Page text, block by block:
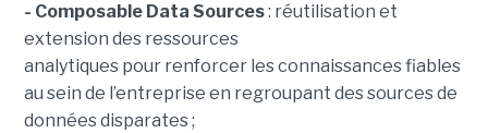
- Composable Data Sources: réutilisation et
extension des ressources
analytiques pour renforcer les connaissances fiables
au sein de l’entreprise en regroupant des sources de
données disparates ;